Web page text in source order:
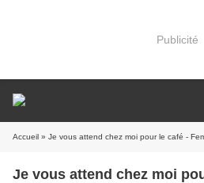
Publicité
Accueil » Je vous attend chez moi pour le café -
Je vous attend chez moi